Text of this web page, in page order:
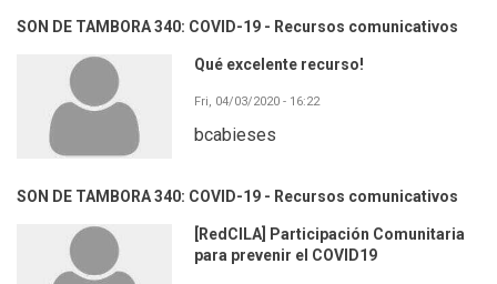
SON DE TAMBORA 340: COVID-19 - Recursos comunicativos
Qué excelente recurso!
Fri, 04/03/2020 - 16:22
bcabieses
SON DE TAMBORA 340: COVID-19 - Recursos comunicativos
[RedCILA] Participación Comunitaria
para prevenir el COVID19